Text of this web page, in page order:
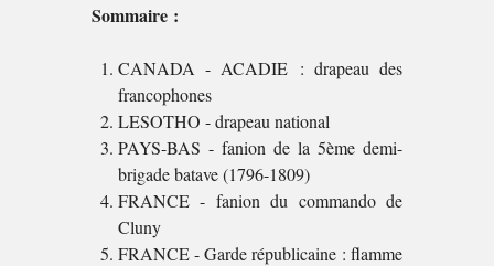
Sommaire :
CANADA - ACADIE : drapeau des
francophones
LESOTHO - drapeau national
PAYS-BAS - fanion de la 5ème demi-
brigade batave (1796-1809)
FRANCE - fanion du commando de
Cluny
FRANCE - Garde républicaine : flamme